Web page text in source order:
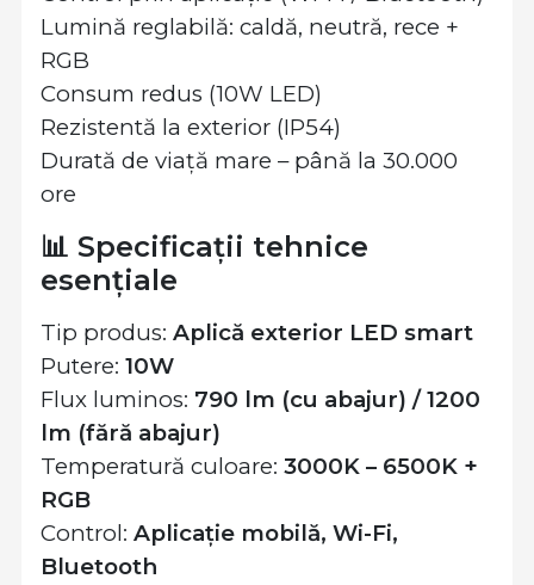
Lumină reglabilă: caldă, neutră, rece +
RGB
Consum redus (10W LED)
Rezistentă la exterior (IP54)
Durată de viață mare – până la 30.000
ore
📊 Specificații tehnice
esențiale
Tip produs: Aplică exterior LED smart
Putere: 10W
Flux luminos: 790 lm (cu abajur) / 1200
lm (fără abajur)
Temperatură culoare: 3000K – 6500K +
RGB
Control: Aplicație mobilă, Wi-Fi,
Bluetooth